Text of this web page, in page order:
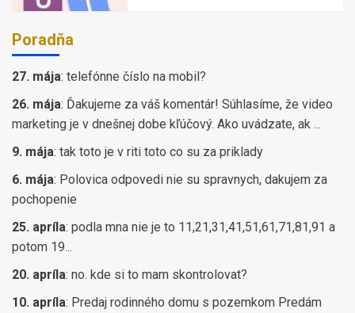
Poradňa
27. mája: telefónne číslo na mobil?
26. mája: Ďakujeme za váš komentár! Súhlasíme, že video
marketing je v dnešnej dobe kľúčový. Ako uvádzate, ak ...
9. mája: tak toto je v riti toto co su za priklady
6. mája: Polovica odpovedi nie su spravnych, dakujem za
pochopenie
25. apríla: podla mna nie je to 11,21,31,41,51,61,71,81,91 a
potom 19...
20. apríla: no. kde si to mam skontrolovat?
10. apríla: Predaj rodinného domu s pozemkom Predám